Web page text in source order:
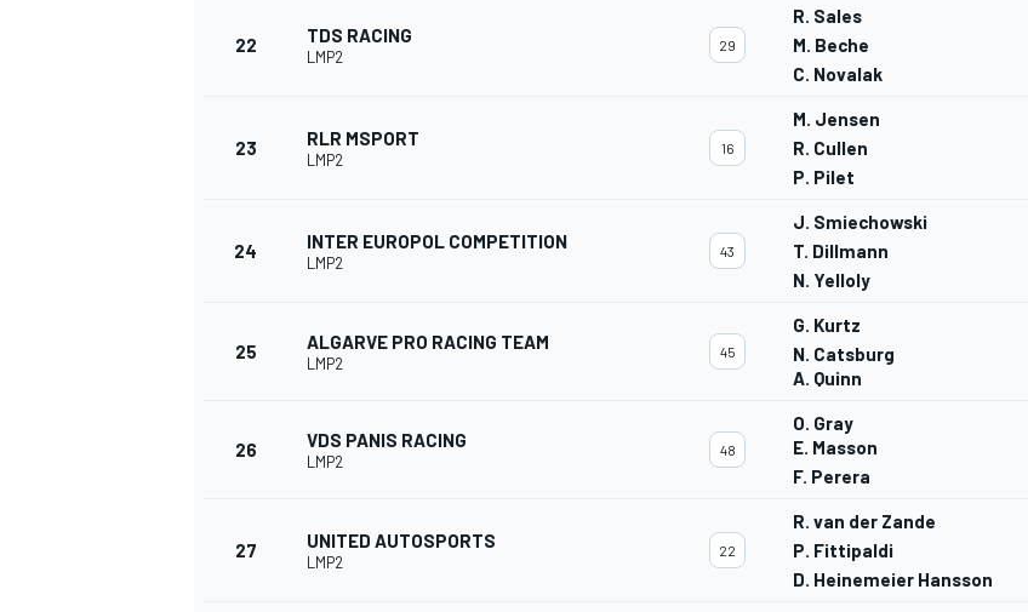
MONOMARCA
22 TDS RACING
LMP2
29
R. Sales
M. Beche
C. Novalak
23 RLR MSPORT
LMP2
16
M. Jensen
R. Cullen
P. Pilet
24 INTER EUROPOL COMPETITION
LMP2
43
J. Smiechowski
T. Dillmann
N. Yelloly
25 ALGARVE PRO RACING TEAM
LMP2
45
G. Kurtz
N. Catsburg
A. Quinn
26 VDS PANIS RACING
LMP2
48
O. Gray
E. Masson
F. Perera
27 UNITED AUTOSPORTS
LMP2
22
R. van der Zande
P. Fittipaldi
D. Heinemeier Hansson